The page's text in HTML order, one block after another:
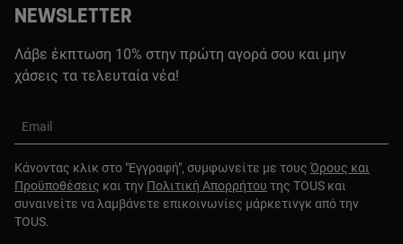
NEWSLETTER
Λάβε έκπτωση 10% στην πρώτη αγορά σου και μην
χάσεις τα τελευταία νέα!
Email
Κάνοντας κλικ στο "Εγγραφή", συμφωνείτε με τους Όρους και
Προϋποθέσεις και την Πολιτική Απορρήτου της TOUS και
συναινείτε να λαμβάνετε επικοινωνίες μάρκετινγκ από την
TOUS.